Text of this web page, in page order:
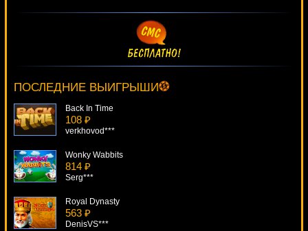
ПОСЛЕДНИЕ ВЫИГРЫШИ
aleg***
Back In Time
108 ₽
verkhovod***
Wonky Wabbits
814 ₽
Serg***
Royal Dynasty
563 ₽
DenisVS***